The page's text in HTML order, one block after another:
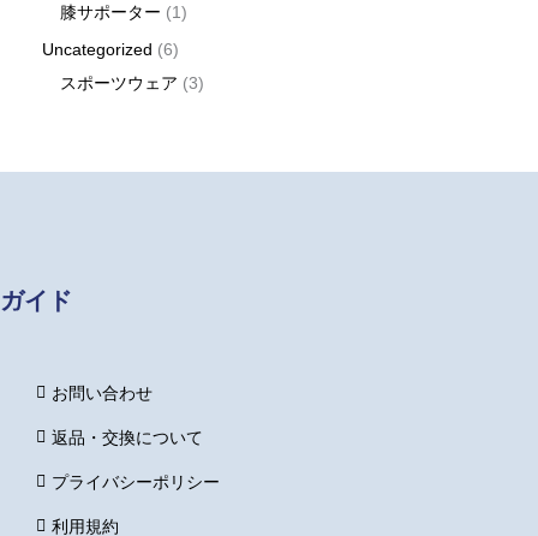
膝サポーター
1
Uncategorized
6
スポーツウェア
3
ガイド
お問い合わせ
返品・交換について
プライバシーポリシー
利用規約